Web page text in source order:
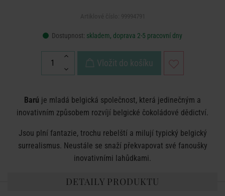
Dostupnost: skladem, doprava 2-5 pracovní dny
Vložit do košíku
Barú je mladá belgická společnost, která jedinečným a
inovativním způsobem rozvíjí belgické čokoládové dědictví.
Jsou plní fantazie, trochu rebelští a milují typický belgický
surrealismus. Neustále se snaží překvapovat své fanoušky
inovativními lahůdkami.
DETAILY PRODUKTU